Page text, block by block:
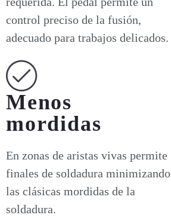
control preciso de la fusión,
adecuado para trabajos delicados.
Menos
mordidas
En zonas de aristas vivas permite
finales de soldadura minimizando
las clásicas mordidas de la
soldadura.